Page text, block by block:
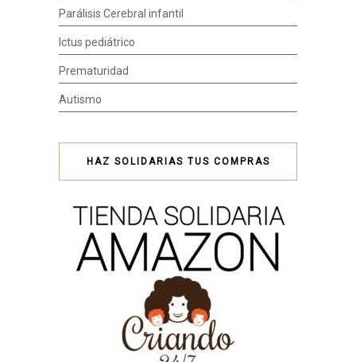
Parálisis Cerebral infantil
Ictus pediátrico
Prematuridad
Autismo
HAZ SOLIDARIAS TUS COMPRAS